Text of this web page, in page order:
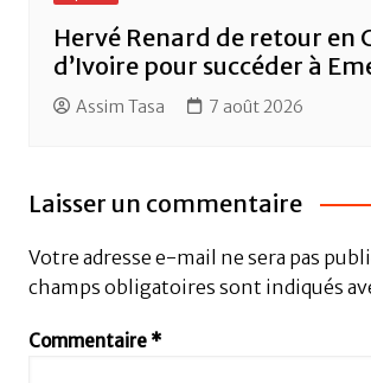
Hervé Renard de retour en
d’Ivoire pour succéder à
Assim Tasa 7 août 2026
Laisser un commentaire
Votre adresse e-mail ne sera pas
champs obligatoires sont indiqués
Commentaire *